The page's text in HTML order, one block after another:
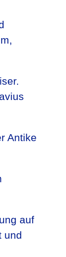
Antike
auf
und